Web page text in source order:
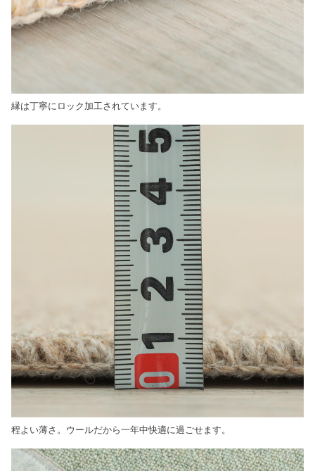
縁は丁寧にロック加工されています。
程よい薄さ。ウールだから一年中快適に過ごせます。